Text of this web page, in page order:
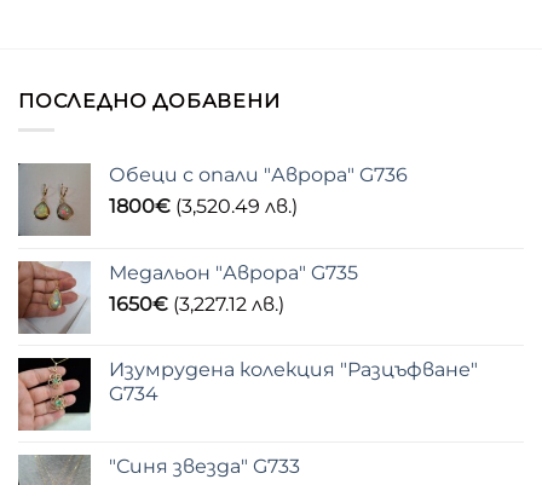
ПОСЛЕДНО ДОБАВЕНИ
Обеци с опали "Аврора" G736
1800€ (3,520.49 лв.)
Медальон "Аврора" G735
1650€ (3,227.12 лв.)
Изумрудена колекция "Разцъфване"
G734
"Синя звезда" G733